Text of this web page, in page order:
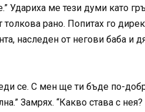
Удариха ме тези думи като
рано. Попитах го
наследен от негови баба и
се. С мен ще ти бъде по-
Замрях. “Какво става с